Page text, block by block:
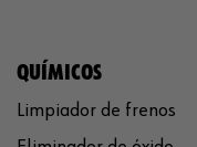
QUÍMICOS
Limpiador de frenos